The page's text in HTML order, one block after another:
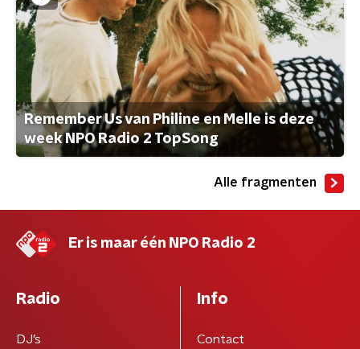
Remember Us van Philine en Melle is deze
week NPO Radio 2 TopSong
Alle fragmenten
Er is maar één NPO Radio 2
Radio
DJ’s
Info
Contact